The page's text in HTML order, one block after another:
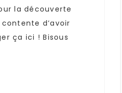
la découverte
contente d’avoir
ça ici ! Bisous